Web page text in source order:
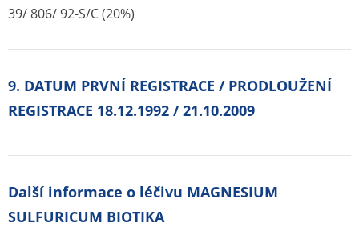
39/ 806/ 92-S/C (20%)
9. DATUM PRVNÍ REGISTRACE / PRODLOUŽENÍ
REGISTRACE 18.12.1992 / 21.10.2009
Další informace o léčivu MAGNESIUM
SULFURICUM BIOTIKA